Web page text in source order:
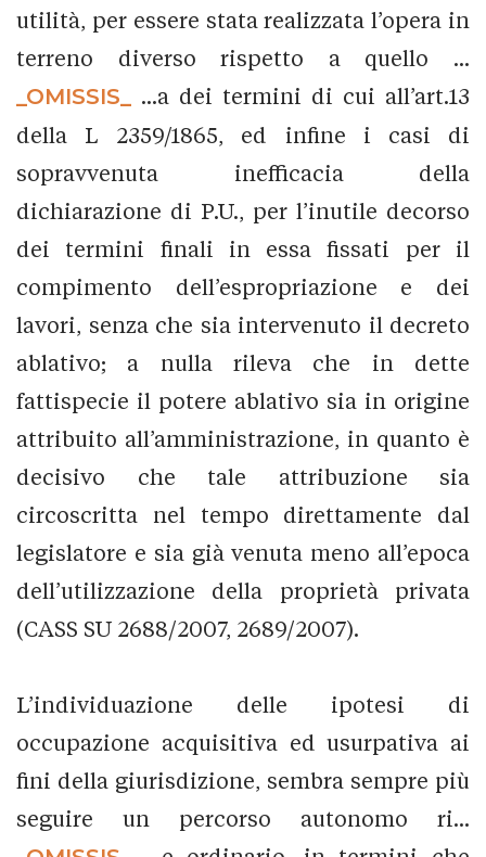
utilità, per essere stata realizzata l’opera in
terreno diverso rispetto a quello ...
_OMISSIS_
...a dei termini di cui all’art.13
della L 2359/1865, ed infine i casi di
sopravvenuta inefficacia della
dichiarazione di P.U., per l’inutile decorso
dei termini finali in essa fissati per il
compimento dell’espropriazione e dei
lavori, senza che sia intervenuto il decreto
ablativo; a nulla rileva che in dette
fattispecie il potere ablativo sia in origine
attribuito all’amministrazione, in quanto è
decisivo che tale attribuzione sia
circoscritta nel tempo direttamente dal
legislatore e sia già venuta meno all’epoca
dell’utilizzazione della proprietà privata
(CASS SU 2688/2007, 2689/2007).
L’individuazione delle ipotesi di
occupazione acquisitiva ed usurpativa ai
fini della giurisdizione, sembra sempre più
seguire un percorso autonomo ri...